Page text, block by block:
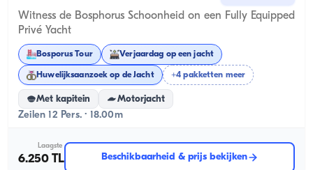
Witness de Bosphorus Schoonheid on een Fully Equipped
Privé Yacht
Bosporus Tour Verjaardag op een jacht
Huwelijksaanzoek op de Jacht +4 pakketten meer
Met kapitein Motorjacht
Zeilen 12 Pers. · 18.00m
Laagste
6.250 TL Beschikbaarheid & prijs bekijken